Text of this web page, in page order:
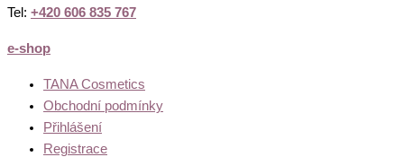
Tel: +420 606 835 767
e-shop
TANA Cosmetics
Obchodní podmínky
Přihlášení
Registrace